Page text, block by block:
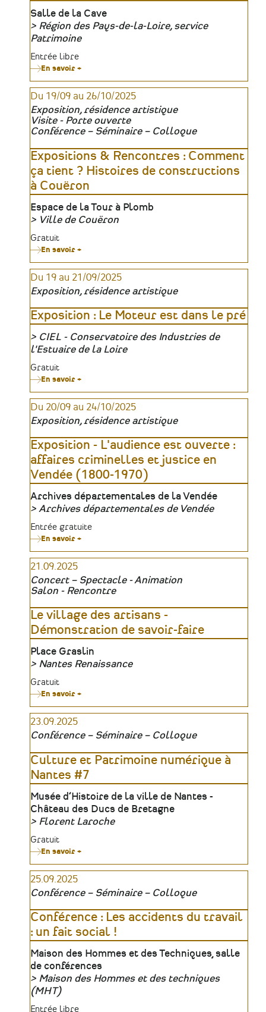
Lieu
Salle de la Cave
Organisateur
Région des Pays-de-la-Loire, service
Patrimoine
Tarifs
Entrée libre
En savoir +
:
Mortagne-
sur-
Sèvre
à
la
Époque
Du 19/09 au 26/10/2025
Exposition, résidence artistique
Visite - Porte ouverte
Conférence – Séminaire – Colloque
Expositions & Rencontres : Comment
ça tient ? Histoires de constructions
à Couëron
Lieu
Espace de la Tour à Plomb
Organisateur
Ville de Couëron
Tarifs
Gratuit
En savoir +
&
Rencontres
Comment
tient
?
de
constructions
Du 19 au 21/09/2025
Exposition, résidence artistique
Exposition : Le Moteur est dans le pré
Organisateur
CIEL - Conservatoire des Industries de
l'Estuaire de la Loire
Tarifs
Gratuit
En savoir +
:
Le
Moteur
est
le
pré
Du 20/09 au 24/10/2025
Exposition, résidence artistique
Exposition - L'audience est ouverte :
affaires criminelles et justice en
Vendée (1800-1970)
Lieu
Archives départementales de la Vendée
Organisateur
Archives départementales de Vendée
Tarifs
Entrée gratuite
En savoir +
-
est
ouverte
:
criminelles
et
justice
en
Vendée
(1800-
1970)
21.09.2025
Concert – Spectacle - Animation
Salon - Rencontre
Le village des artisans -
Démonstration de savoir-faire
Lieu
Place Graslin
Organisateur
Nantes Renaissance
Tarifs
Gratuit
En savoir +
village
artisans
-
de
savoir-
faire
23.09.2025
Conférence – Séminaire – Colloque
Culture et Patrimoine numérique à
Nantes #7
Lieu
Musée d’Histoire de la ville de Nantes -
Château des Ducs de Bretagne
Organisateur
Florent Laroche
Tarifs
Gratuit
En savoir +
et
numérique
à
#7
25.09.2025
Conférence – Séminaire – Colloque
Conférence : Les accidents du travail
: un fait social !
Lieu
Maison des Hommes et des Techniques, salle
de conférences
Organisateur
Maison des Hommes et des techniques
(MHT)
Tarifs
Entrée libre